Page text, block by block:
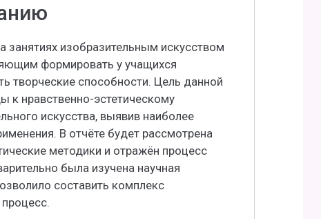
занятиях изобразительным искусством
формировать у учащихся
творческие способности. Цель данной
нравственно-эстетическому
искусства, выявив наиболее
В отчёте будет рассмотрена
методики и отражён процесс
была изучена научная
составить комплекс